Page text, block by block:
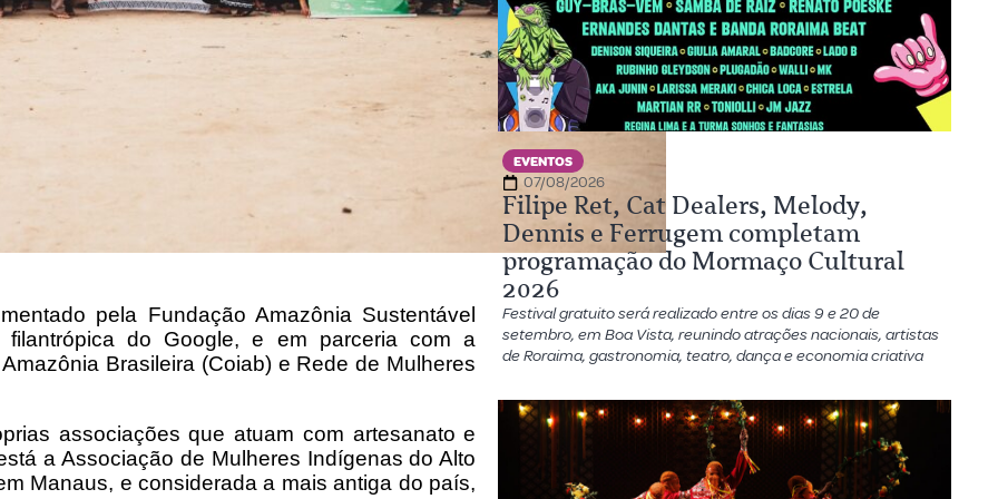
pela Fundação Amazônia Sustentável
do Google, e em parceria com a
Brasileira (Coiab) e Rede de Mulheres
associações que atuam com artesanato e
a Associação de Mulheres Indígenas do Alto
Manaus, e considerada a mais antiga do país,
EVENTOS
07/08/2026
Filipe Ret, Cat Dealers, Melody,
Dennis e Ferrugem completam
programação do Mormaço Cultural
2026
Festival gratuito será realizado entre os dias 9 e 20 de
setembro, em Boa Vista, reunindo atrações nacionais, artistas
de Roraima, gastronomia, teatro, dança e economia criativa